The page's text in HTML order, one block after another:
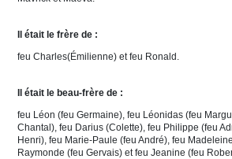
Il était le frère de :
feu Charles(Émilienne) et feu Ronald.
Il était le beau-frère de :
feu Léon (feu Germaine), feu Léonidas (feu
Chantal), feu Darius (Colette), feu Philippe (feu
Henri), feu Marie-Paule (feu André), feu
Raymonde (feu Gervais) et feu Jeanine (feu